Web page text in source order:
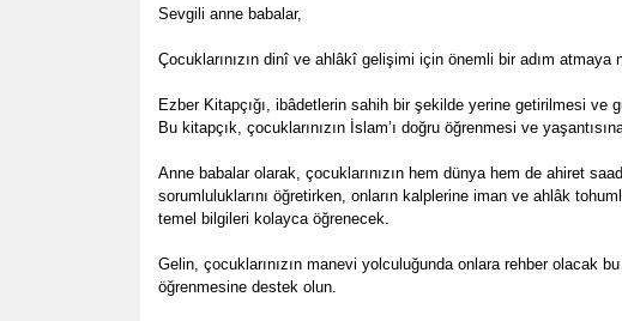
Sevgili anne babalar,
Çocuklarınızın dinî ve ahlâkî gelişimi için önemli bir adım atmaya
Ezber Kitapçığı, ibâdetlerin sahih bir şekilde yerine getirilmesi ve
Bu kitapçık, çocuklarınızın İslam’ı doğru öğrenmesi ve
Anne babalar olarak, çocuklarınızın hem dünya hem de ahiret
sorumluluklarını öğretirken, onların kalplerine iman ve ahlâk
temel bilgileri kolayca öğrenecek.
Gelin, çocuklarınızın manevi yolculuğunda onlara rehber olacak
öğrenmesine destek olun.